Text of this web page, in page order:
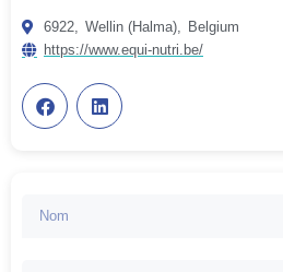
6922, Wellin (Halma), Belgium
https://www.equi-nutri.be/